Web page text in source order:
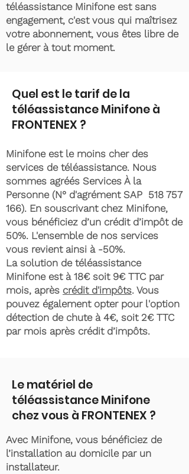
téléassistance Minifone est sans
engagement, c'est vous qui maîtrisez
votre abonnement, vous êtes libre de
le gérer à tout moment.
Quel est le tarif de la
téléassistance Minifone à
FRONTENEX ?
Minifone est le moins cher des
services de téléassistance. Nous
sommes agréés Services À la
Personne (N° d'agrément SAP 518 757
166). En souscrivant chez Minifone,
vous bénéficiez d’un crédit d’impôt de
50%. L'ensemble de nos services
vous revient ainsi à -50%.
La solution de téléassistance
Minifone est à 18€ soit 9€ TTC par
mois, après crédit d'impôts. Vous
pouvez également opter pour l'option
détection de chute à 4€, soit 2€ TTC
par mois après crédit d’impôts.
Le matériel de
téléassistance Minifone
chez vous à FRONTENEX ?
Avec Minifone, vous bénéficiez de
l’installation au domicile par un
installateur.